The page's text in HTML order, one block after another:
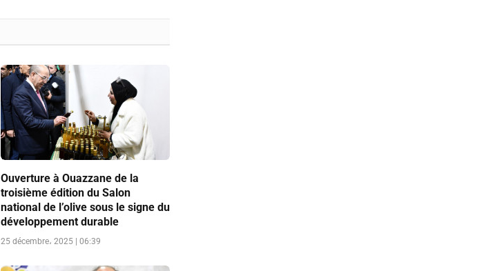
Ouverture à Ouazzane de la
troisième édition du Salon
national de l’olive sous le signe du
développement durable
25 décembre، 2025 | 06:39